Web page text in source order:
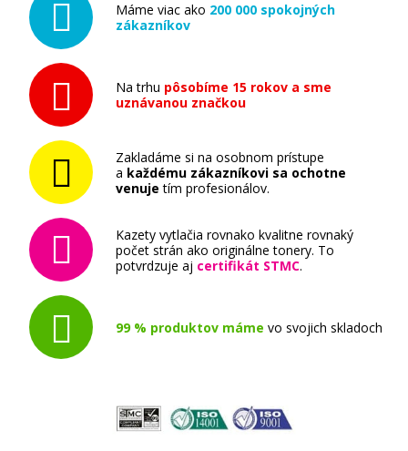
Máme viac ako 200 000 spokojných
zákazníkov
Na trhu pôsobíme 15 rokov a sme
uznávanou značkou
Zakladáme si na osobnom prístupe
a každému zákazníkovi sa ochotne
venuje tím profesionálov.
Kazety vytlačia rovnako kvalitne rovnaký
počet strán ako originálne tonery. To
potvrdzuje aj certifikát STMC.
99 % produktov máme vo svojich skladoch